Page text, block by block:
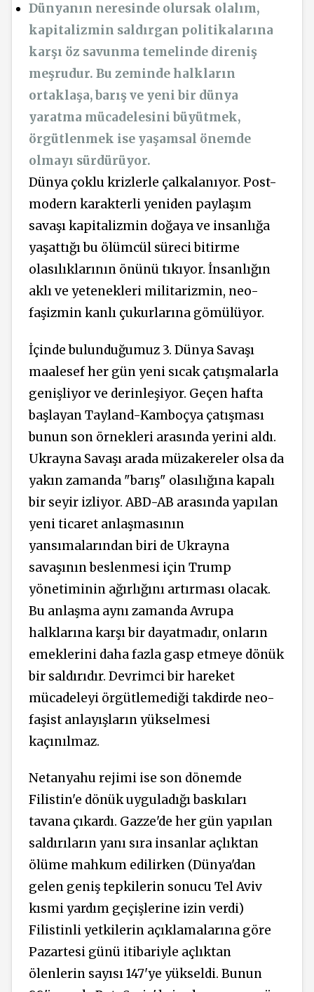
Dünyanın neresinde olursak olalım,
kapitalizmin saldırgan politikalarına
karşı öz savunma temelinde direniş
meşrudur. Bu zeminde halkların
ortaklaşa, barış ve yeni bir dünya
yaratma mücadelesini büyütmek,
örgütlenmek ise yaşamsal önemde
olmayı sürdürüyor.
Dünya çoklu krizlerle çalkalanıyor. Post-
modern karakterli yeniden paylaşım
savaşı kapitalizmin doğaya ve insanlığa
yaşattığı bu ölümcül süreci bitirme
olasılıklarının önünü tıkıyor. İnsanlığın
aklı ve yetenekleri militarizmin, neo-
faşizmin kanlı çukurlarına gömülüyor.
İçinde bulunduğumuz 3. Dünya Savaşı
maalesef her gün yeni sıcak çatışmalarla
genişliyor ve derinleşiyor. Geçen hafta
başlayan Tayland-Kamboçya çatışması
bunun son örnekleri arasında yerini aldı.
Ukrayna Savaşı arada müzakereler olsa da
yakın zamanda "barış" olasılığına kapalı
bir seyir izliyor. ABD-AB arasında yapılan
yeni ticaret anlaşmasının
yansımalarından biri de Ukrayna
savaşının beslenmesi için Trump
yönetiminin ağırlığını artırması olacak.
Bu anlaşma aynı zamanda Avrupa
halklarına karşı bir dayatmadır, onların
emeklerini daha fazla gasp etmeye dönük
bir saldırıdır. Devrimci bir hareket
mücadeleyi örgütlemediği takdirde neo-
faşist anlayışların yükselmesi
kaçınılmaz.
Netanyahu rejimi ise son dönemde
Filistin'e dönük uyguladığı baskıları
tavana çıkardı. Gazze'de her gün yapılan
saldırıların yanı sıra insanlar açlıktan
ölüme mahkum edilirken (Dünya'dan
gelen geniş tepkilerin sonucu Tel Aviv
kısmi yardım geçişlerine izin verdi)
Filistinli yetkilerin açıklamalarına göre
Pazartesi günü itibariyle açlıktan
ölenlerin sayısı 147'ye yükseldi. Bunun